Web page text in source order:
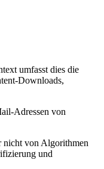
umfasst dies die
Downloads,
Adressen von
nicht von Algorithmen
und